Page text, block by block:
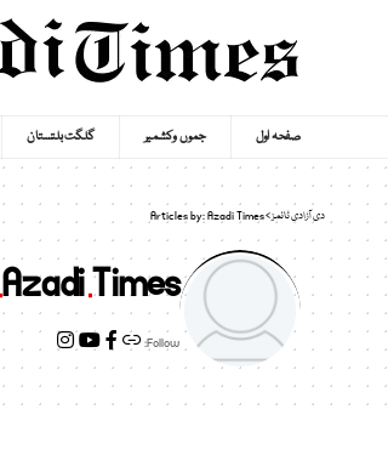
صفحہ اول جموں وکشمیر گلگت بلتستان
دی آزادی ٹائمز>
Articles by: Azadi Times
Azadi Times
Follow: